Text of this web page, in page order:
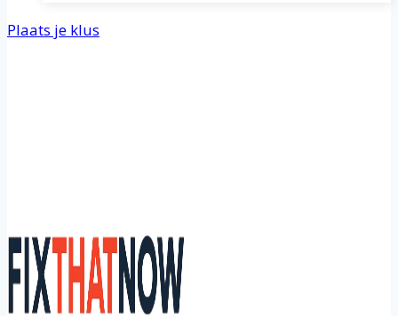
Plaats je klus